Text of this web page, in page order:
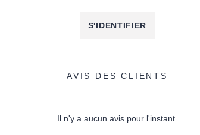
S'IDENTIFIER
AVIS DES CLIENTS
Il n'y a aucun avis pour l'instant.